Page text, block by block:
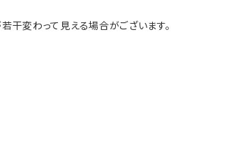
干変わって見える場合がございます。